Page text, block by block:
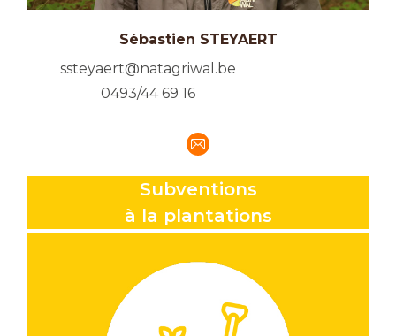
Sébastien STEYAERT
ssteyaert@natagriwal.be
0493/44 69 16
E-
mail
Subventions
à la plantations